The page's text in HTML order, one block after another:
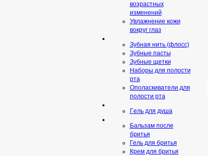
возрастных
изменений
Увлажнение кожи
вокруг глаз
Зубная нить (флосс)
Зубные пасты
Зубные щетки
Наборы для полости
рта
Ополаскиватели для
полости рта
Гeль для душа
Бальзам после
бритья
Гель для бритья
Крем для бритья